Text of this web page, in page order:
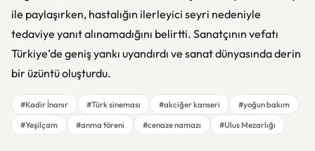
ile paylaşırken, hastalığın ilerleyici seyri nedeniyle
tedaviye yanıt alınamadığını belirtti. Sanatçının vefatı
Türkiye’de geniş yankı uyandırdı ve sanat dünyasında derin
bir üzüntü oluşturdu.
#Kadir İnanır #Türk sineması #akciğer kanseri
#yoğun bakım
#Yeşilçam
#anma töreni #cenaze namazı #Ulus Mezarlığı